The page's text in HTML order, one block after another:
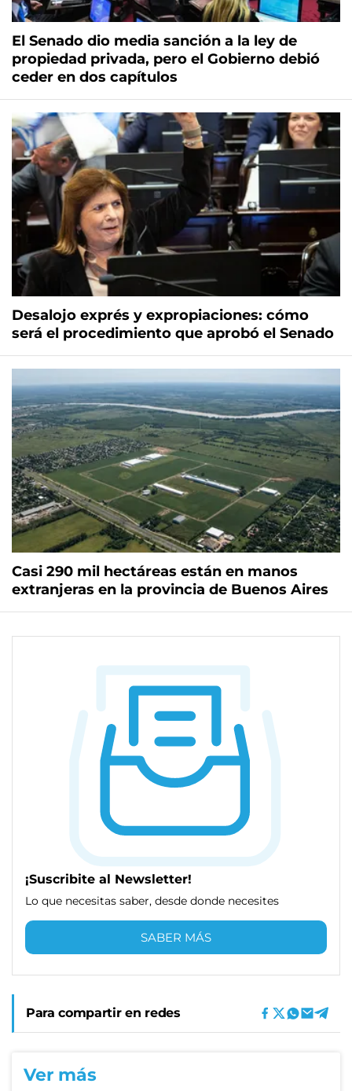
El Senado dio media sanción a la ley de
propiedad privada, pero el Gobierno debió
ceder en dos capítulos
Desalojo exprés y expropiaciones: cómo
será el procedimiento que aprobó el Senado
Casi 290 mil hectáreas están en manos
extranjeras en la provincia de Buenos Aires
¡Suscribite al Newsletter!
Lo que necesitas saber, desde donde necesites
SABER MÁS
Para compartir en redes
Ver más